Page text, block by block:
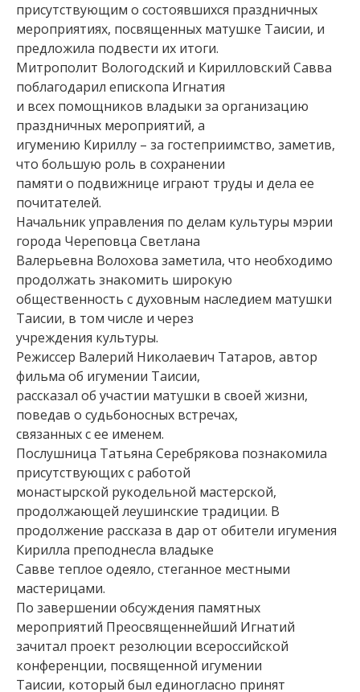
присутствующим о состоявшихся праздничных
мероприятиях, посвященных матушке Таисии, и
предложила подвести их итоги.
Митрополит Вологодский и Кирилловский Савва
поблагодарил епископа Игнатия
и всех помощников владыки за организацию
праздничных мероприятий, а
игумению Кириллу – за гостеприимство, заметив,
что большую роль в сохранении
памяти о подвижнице играют труды и дела ее
почитателей.
Начальник управления по делам культуры мэрии
города Череповца Светлана
Валерьевна Волохова заметила, что необходимо
продолжать знакомить широкую
общественность с духовным наследием матушки
Таисии, в том числе и через
учреждения культуры.
Режиссер Валерий Николаевич Татаров, автор
фильма об игумении Таисии,
рассказал об участии матушки в своей жизни,
поведав о судьбоносных встречах,
связанных с ее именем.
Послушница Татьяна Серебрякова познакомила
присутствующих с работой
монастырской рукодельной мастерской,
продолжающей леушинские традиции. В
продолжение рассказа в дар от обители игумения
Кирилла преподнесла владыке
Савве теплое одеяло, стеганное местными
мастерицами.
По завершении обсуждения памятных
мероприятий Преосвященнейший Игнатий
зачитал проект резолюции всероссийской
конференции, посвященной игумении
Таисии, который был единогласно принят